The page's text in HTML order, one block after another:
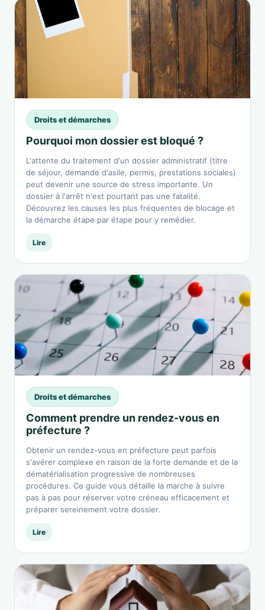
Droits et démarches
Pourquoi mon dossier est bloqué ?
L'attente du traitement d'un dossier administratif (titre
de séjour, demande d'asile, permis, prestations sociales)
peut devenir une source de stress importante. Un
dossier à l'arrêt n'est pourtant pas une fatalité.
Découvrez les causes les plus fréquentes de blocage et
la démarche étape par étape pour y remédier.
Lire
Droits et démarches
Comment prendre un rendez-vous en
préfecture ?
Obtenir un rendez-vous en préfecture peut parfois
s'avérer complexe en raison de la forte demande et de la
dématérialisation progressive de nombreuses
procédures. Ce guide vous détaille la marche à suivre
pas à pas pour réserver votre créneau efficacement et
préparer sereinement votre dossier.
Lire